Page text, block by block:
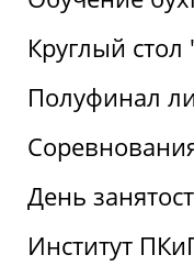
Круглый
Полуфинал
День
Институт